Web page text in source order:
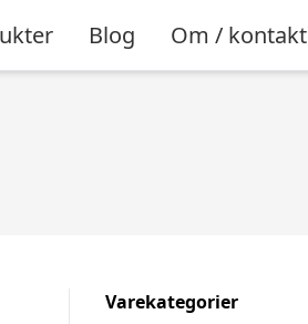
Blog Om / kontakt
Varekategorier